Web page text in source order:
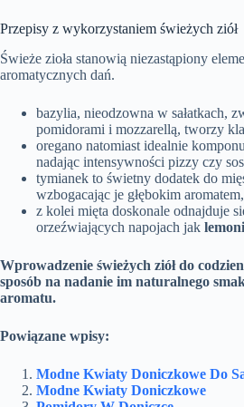
Przepisy z wykorzystaniem świeżych ziół
Świeże zioła stanowią niezastąpiony
aromatycznych dań.
bazylia, nieodzowna w sałatkach,
pomidorami i mozzarellą, tworzy
oregano natomiast idealnie
nadając intensywności pizzy czy
tymianek to świetny dodatek do
wzbogacając je głębokim aromatem,
z kolei mięta doskonale odnajduje
orzeźwiających napojach jak
Wprowadzenie świeżych ziół do
sposób na nadanie im naturalnego
aromatu.
Powiązane wpisy:
Modne Kwiaty Doniczkowe Do
Modne Kwiaty Doniczkowe